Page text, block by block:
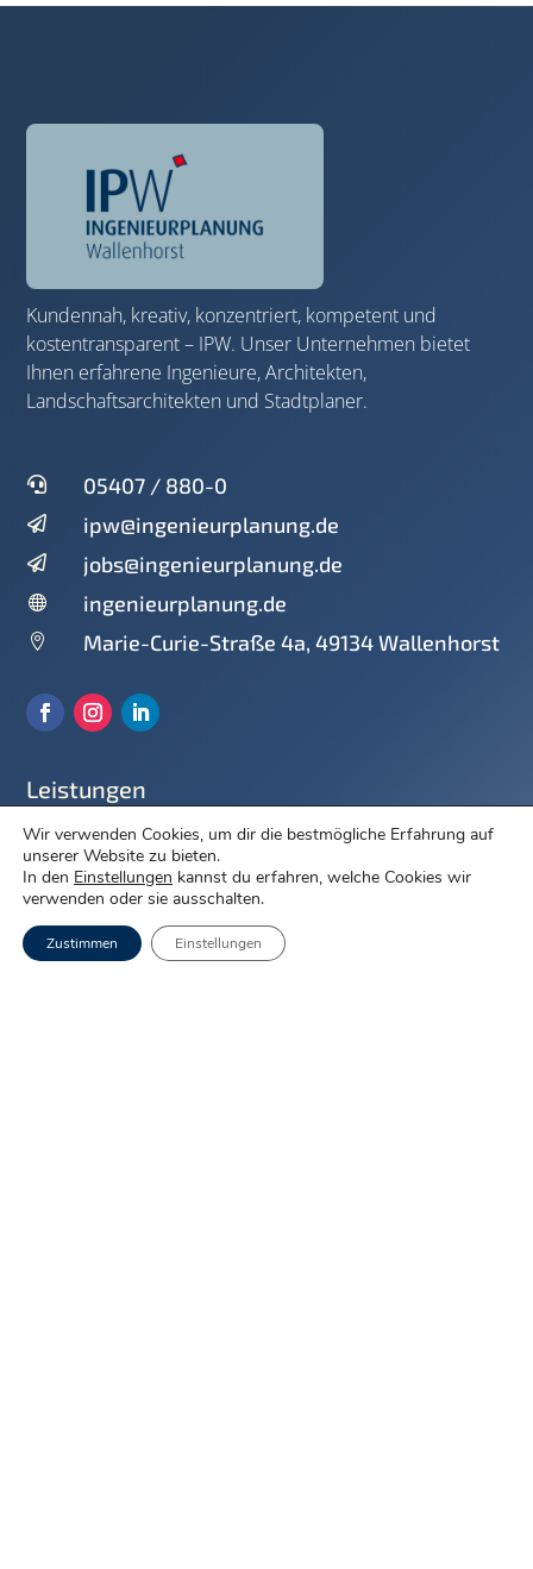
Kundennah, kreativ, konzentriert, kompetent und
kostentransparent – IPW. Unser Unternehmen bietet
Ihnen erfahrene Ingenieure, Architekten,
Landschaftsarchitekten und Stadtplaner.
 05407 / 880-0
 ipw@ingenieurplanung.de
 jobs@ingenieurplanung.de
 ingenieurplanung.de
 Marie-Curie-Straße 4a, 49134 Wallenhorst
Leistungen
Straßenentwurf
Städtebau
Verkehrsplanung
Immissionsschutz
Wir verwenden Cookies, um dir die bestmögliche Erfahrung auf
unserer Website zu bieten.
In den Einstellungen kannst du erfahren, welche Cookies wir
verwenden oder sie ausschalten.
Zustimmen Einstellungen